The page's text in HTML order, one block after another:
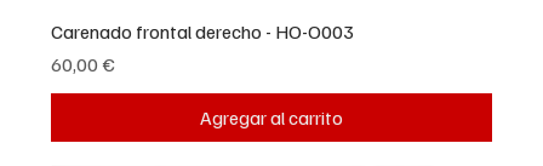
Carenado frontal derecho - HO-O003
Precio
60,00 €
Agregar al carrito